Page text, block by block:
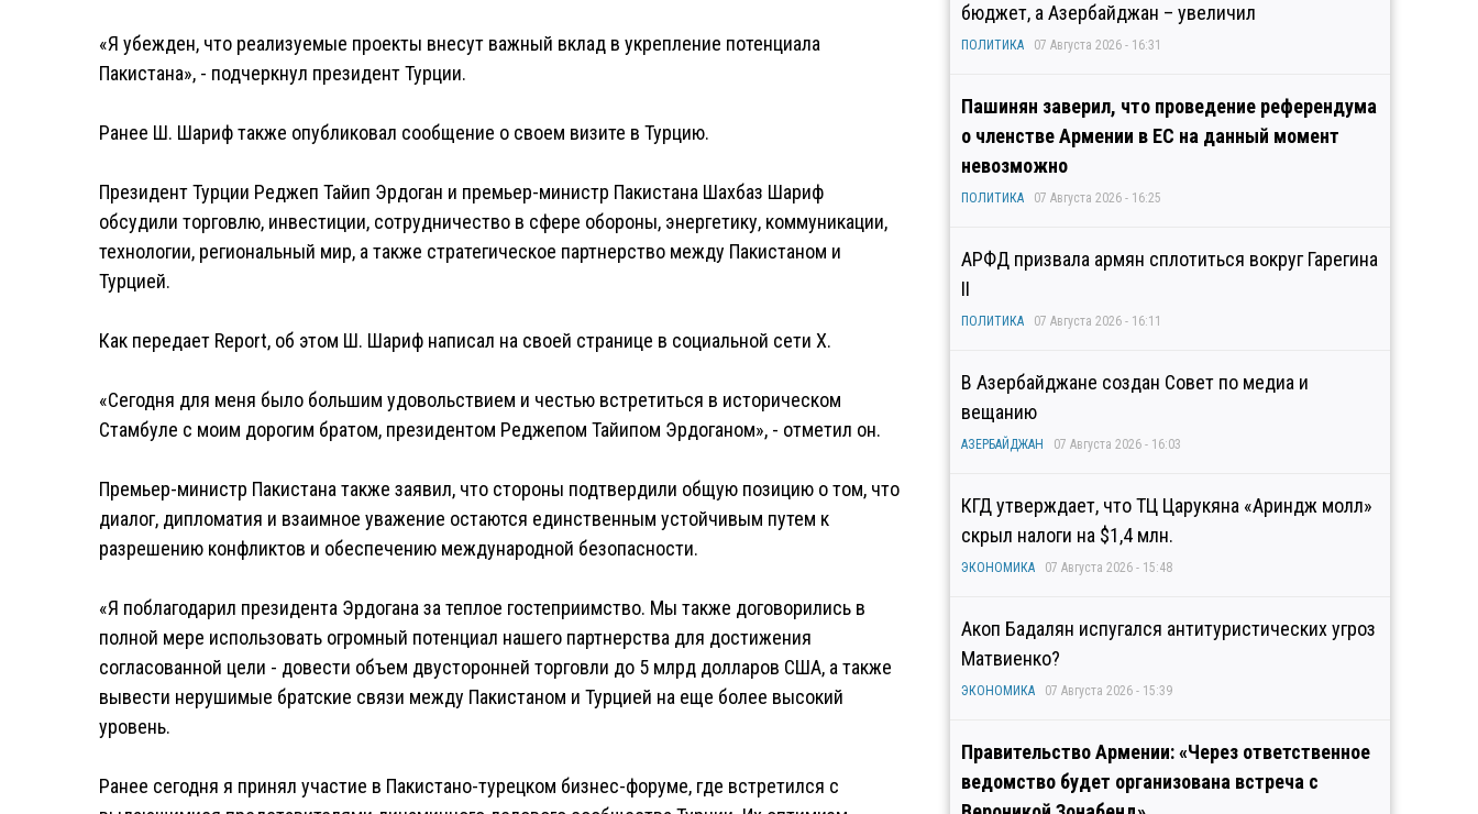
«Я убежден, что реализуемые проекты внесут важный вклад в укрепление потенциала
Пакистана», - подчеркнул президент Турции.
Ранее Ш. Шариф также опубликовал сообщение о своем визите в Турцию.
Президент Турции Реджеп Тайип Эрдоган и премьер-министр Пакистана Шахбаз Шариф
обсудили торговлю, инвестиции, сотрудничество в сфере обороны, энергетику, коммуникации,
технологии, региональный мир, а также стратегическое партнерство между Пакистаном и
Турцией.
Как передает Report, об этом Ш. Шариф написал на своей странице в социальной сети X.
«Сегодня для меня было большим удовольствием и честью встретиться в историческом
Стамбуле с моим дорогим братом, президентом Реджепом Тайипом Эрдоганом», - отметил он.
Премьер-министр Пакистана также заявил, что стороны подтвердили общую позицию о том, что
диалог, дипломатия и взаимное уважение остаются единственным устойчивым путем к
разрешению конфликтов и обеспечению международной безопасности.
«Я поблагодарил президента Эрдогана за теплое гостеприимство. Мы также договорились в
полной мере использовать огромный потенциал нашего партнерства для достижения
согласованной цели - довести объем двусторонней торговли до 5 млрд долларов США, а также
вывести нерушимые братские связи между Пакистаном и Турцией на еще более высокий
уровень.
Ранее сегодня я принял участие в Пакистано-турецком бизнес-форуме, где встретился с
бюджет, а Азербайджан – увеличил
ПОЛИТИКА 07 Августа 2026 - 16:31
Пашинян заверил, что проведение референдума
о членстве Армении в ЕС на данный момент
невозможно
ПОЛИТИКА 07 Августа 2026 - 16:25
АРФД призвала армян сплотиться вокруг Гарегина
II
ПОЛИТИКА 07 Августа 2026 - 16:11
В Азербайджане создан Совет по медиа и
вещанию
АЗЕРБАЙДЖАН 07 Августа 2026 - 16:03
КГД утверждает, что ТЦ Царукяна «Ариндж молл»
скрыл налоги на $1,4 млн.
ЭКОНОМИКА 07 Августа 2026 - 15:48
Акоп Бадалян испугался антитуристических угроз
Матвиенко?
ЭКОНОМИКА 07 Августа 2026 - 15:39
Правительство Армении: «Через ответственное
ведомство будет организована встреча с